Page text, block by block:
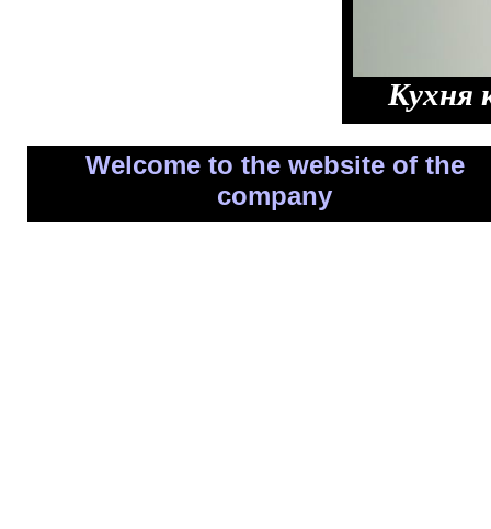
Кухня
Welcome to the website of the
company